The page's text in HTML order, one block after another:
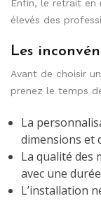
Enfin, le retrait en
élevés des
Les
Avant de choisir
prenez le temps
La
dimensions et
La qualité des
avec une
L’installation